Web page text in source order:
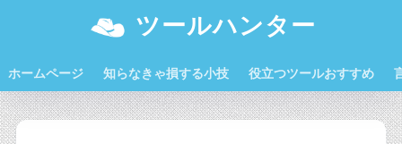
ツールハンター
ホームページ 知らなきゃ損する小技 役立つツールおすすめ